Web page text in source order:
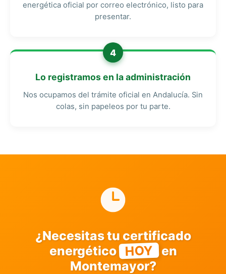
energética oficial por correo electrónico, listo para
presentar.
4
Lo registramos en la administración
Nos ocupamos del trámite oficial en Andalucía. Sin
colas, sin papeleos por tu parte.
¿Necesitas tu certificado
energético HOY en
Montemayor?